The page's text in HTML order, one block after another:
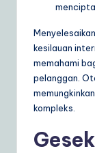
kesilauan
memahami
pelanggan.
kompleks.